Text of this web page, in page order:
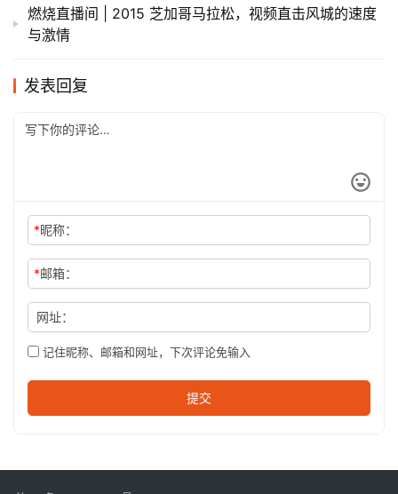
燃烧直播间 | 2015 芝加哥马拉松，视频直击风城的速度
与激情
发表回复
*昵称：
*邮箱：
网址：
记住昵称、邮箱和网址，下次评论免输入
提交